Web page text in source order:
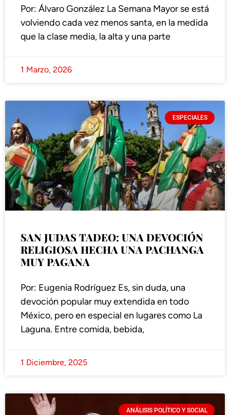
Por: Álvaro González La Semana Mayor se está
volviendo cada vez menos santa, en la medida
que la clase media, la alta y una parte
1 Marzo, 2026
ESPECIALES
SAN JUDAS TADEO: UNA DEVOCIÓN
RELIGIOSA HECHA UNA PACHANGA
MUY PAGANA
Por: Eugenia Rodríguez Es, sin duda, una
devoción popular muy extendida en todo
México, pero en especial en lugares como La
Laguna. Entre comida, bebida,
1 Diciembre, 2025
ANÁLISIS POLÍTICO Y SOCIAL